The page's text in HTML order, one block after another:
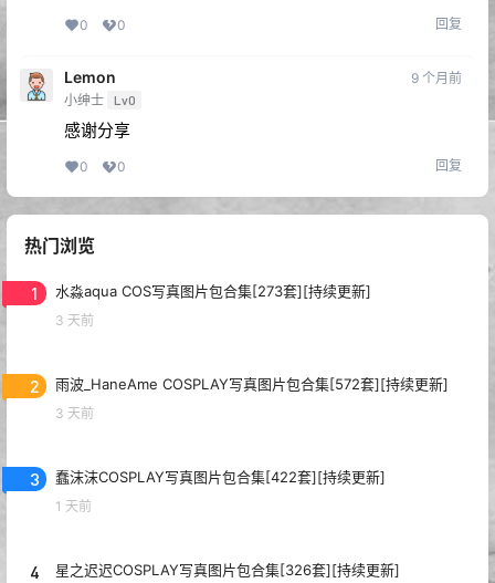
0 0 回复
Lemon
小绅士 Lv0
9 个月前
感谢分享
0 0 回复
热门浏览
1 水淼aqua COS写真图片包合集[273套][持续更新]
3 天前
2 雨波_HaneAme COSPLAY写真图片包合集[572套][持续更新]
3 天前
3 蠢沫沫COSPLAY写真图片包合集[422套][持续更新]
1 天前
4 星之迟迟COSPLAY写真图片包合集[326套][持续更新]